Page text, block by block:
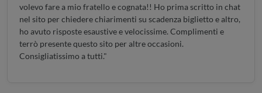
volevo fare a mio fratello e cognata!! Ho prima scritto in chat
nel sito per chiedere chiarimenti su scadenza biglietto e altro,
ho avuto risposte esaustive e velocissime. Complimenti e
terrò presente questo sito per altre occasioni.
Consigliatissimo a tutti."